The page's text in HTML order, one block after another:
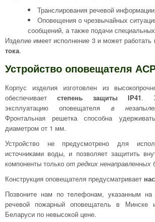
Транслирования речевой
Оповещения о чрезвычайных
сообщений, а также подачи
Изделие имеет исполнение 3 и может работать
тока.
Устройство оповещателя
Корпус изделия изготовлен из
обеспечивает степень защиты IP41.
эксплуатацию оповещателя в
Фронтальная решетка способна
диаметром от 1 мм.
Устройство не предусмотрено для
источниками воды, и позволяет защитить
компоненты только от редких ненаправленных
Конструкция оповещателя предусматривает
Позвоните нам по телефонам, указанным на
речевой пожарный оповещатель в Минске
Беларуси по невысокой цене.